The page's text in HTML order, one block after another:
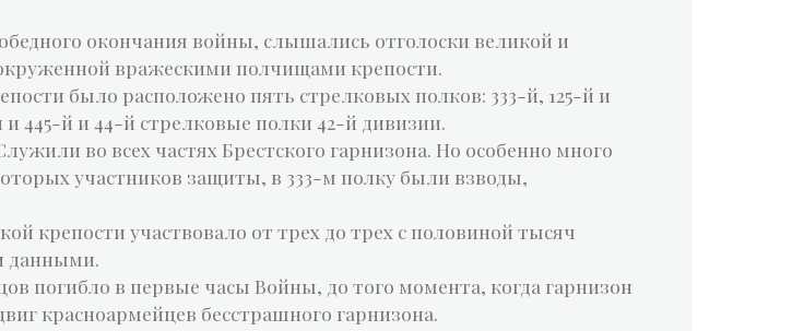
окончания войны, слышались отголоски великой и
вражескими полчищами крепости.
было расположено пять стрелковых полков: 333-й, 125-й и
445-й и 44-й стрелковые полки 42-й дивизии.
во всех частях Брестского гарнизона. Но особенно много
участников защиты, в 333-м полку были взводы,
крепости участвовало от трех до трех с половиной тысяч
данными.
погибло в первые часы Войны, до того момента, когда гарнизон
красноармейцев бесстрашного гарнизона.